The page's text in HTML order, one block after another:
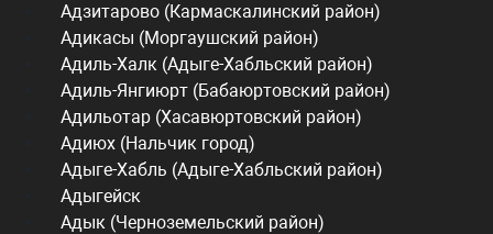
Адзитарово (Кармаскалинский район)
Адикасы (Моргаушский район)
Адиль-Халк (Адыге-Хабльский район)
Адиль-Янгиюрт (Бабаюртовский район)
Адильотар (Хасавюртовский район)
Адиюх (Нальчик город)
Адыге-Хабль (Адыге-Хабльский район)
Адыгейск
Адык (Черноземельский район)